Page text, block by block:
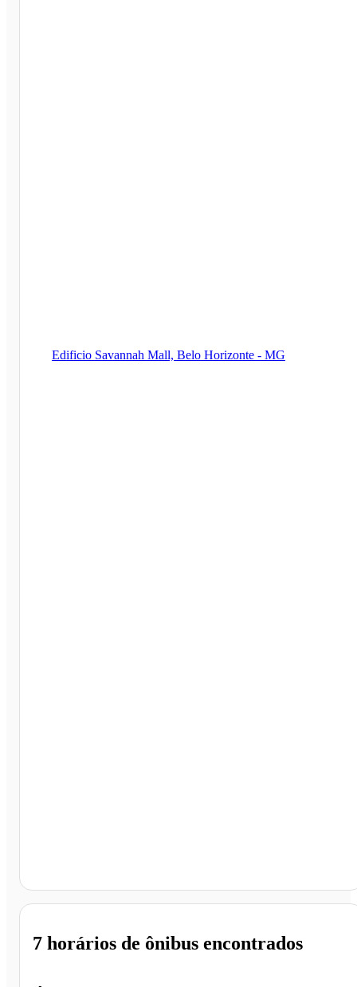
Edificio Savannah Mall, Belo Horizonte - MG
7 horários de ônibus encontrados